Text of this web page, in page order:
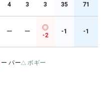
4 3 3 35 71
ー ー
-2
-1 -1
ー パー ボギー